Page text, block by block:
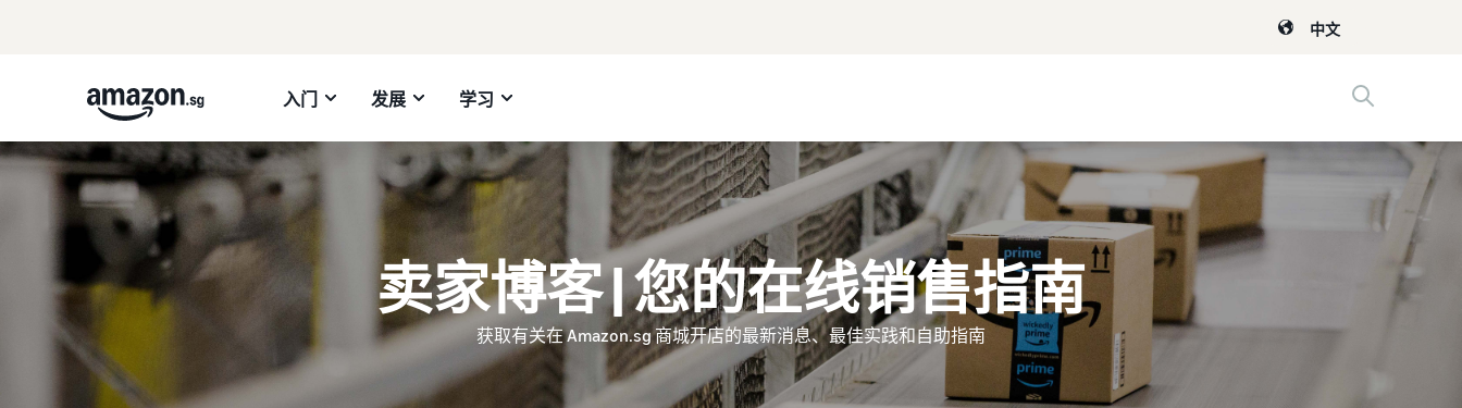
中文
入门 发展 学习
卖家博客 | 您的在线销售指南
获取有关在 Amazon.sg 商城开店的最新消息、最佳实践和自助指南